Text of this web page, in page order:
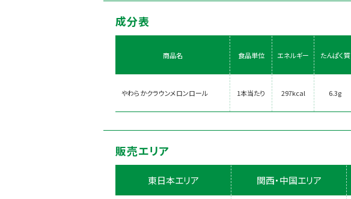
成分表
商品名 食品単位 エネルギー たんぱく質
やわらかクラウンメロンロール 1本当たり 297kcal 6.3g
販売エリア
東日本エリア 関西・中国エリア